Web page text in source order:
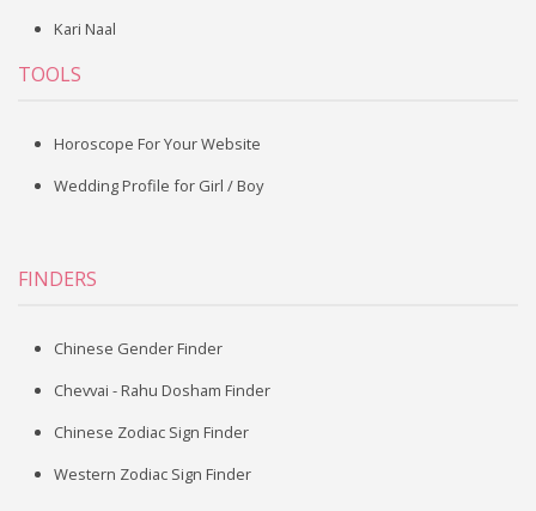
Kari Naal
TOOLS
Horoscope For Your Website
Wedding Profile for Girl / Boy
FINDERS
Chinese Gender Finder
Chevvai - Rahu Dosham Finder
Chinese Zodiac Sign Finder
Western Zodiac Sign Finder